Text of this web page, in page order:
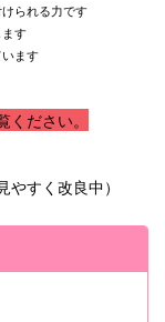
られる力です
す
ます
ださい。
やすく改良中）